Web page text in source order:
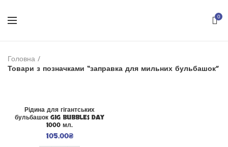
0
Головна
Товари з позначками “заправка для мильних бульбашок”
Рідина для гігантських
бульбашок GIG BUBBLES DAY
1000 мл.
105.00₴